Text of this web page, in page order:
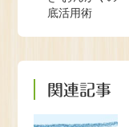
底活用術
関連記事